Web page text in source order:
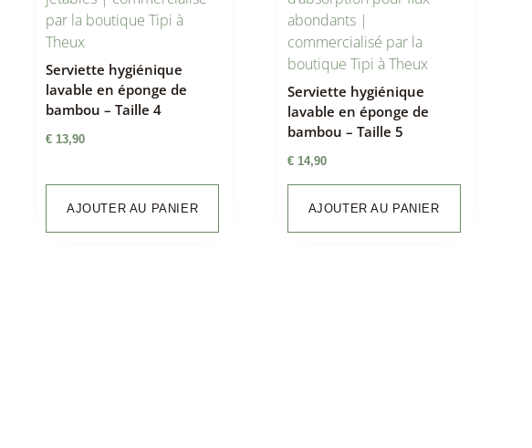
Serviette hygiénique
lavable en éponge de
bambou – Taille 4
€ 13,90
AJOUTER AU PANIER
Serviette hygiénique
lavable en éponge de
bambou – Taille 5
€14,90
AJOUTER AU PANIER